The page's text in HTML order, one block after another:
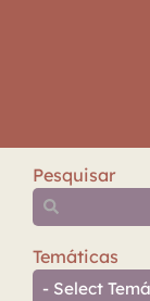
Pesquisar
Temáticas